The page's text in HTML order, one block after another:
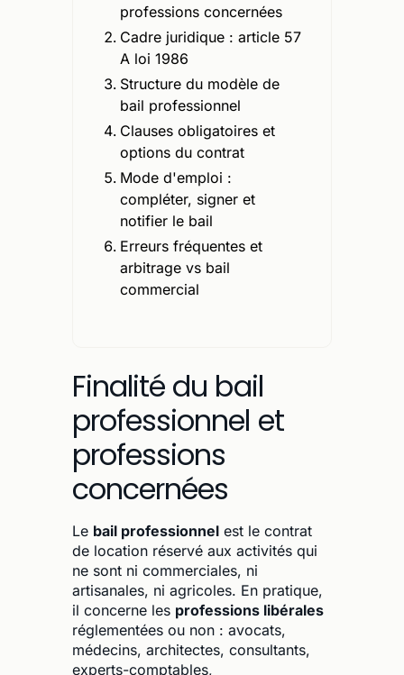
professions concernées
Cadre juridique : article 57
A loi 1986
Structure du modèle de
bail professionnel
Clauses obligatoires et
options du contrat
Mode d'emploi :
compléter, signer et
notifier le bail
Erreurs fréquentes et
arbitrage vs bail
commercial
Finalité du bail
professionnel et
professions
concernées
Le bail professionnel est le contrat
de location réservé aux activités qui
ne sont ni commerciales, ni
artisanales, ni agricoles. En pratique,
il concerne les professions libérales
réglementées ou non : avocats,
médecins, architectes, consultants,
experts-comptables,